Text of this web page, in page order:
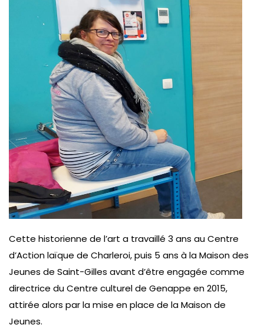
Cette historienne de l’art a travaillé 3 ans au Centre
d’Action laïque de Charleroi, puis 5 ans à la Maison des
Jeunes de Saint-Gilles avant d’être engagée comme
directrice du Centre culturel de Genappe en 2015,
attirée alors par la mise en place de la Maison de
Jeunes.